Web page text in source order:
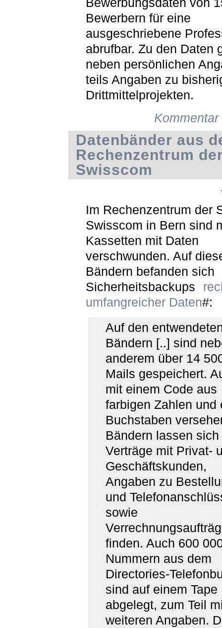
Bewerbern für eine
ausgeschriebene
abrufbar. Zu den Daten
neben persönlichen
teils Angaben zu
Drittmittelprojekten.
Datenbänder aus
Rechenzentrum
Swisscom
Im Rechenzentrum der
Swisscom in Bern sind
Kassetten mit Daten
verschwunden. Auf
Bändern befanden sich
Sicherheitsbackups
umfangreicher Daten#:
Auf den
Bändern [..] sind
anderem über 14
Mails gespeichert.
mit einem Code aus
farbigen Zahlen und
Buchstaben
Bändern lassen sich
Verträge mit Privat-
Geschäftskunden,
Angaben zu
und
sowie
finden. Auch 600
Nummern aus dem
Directories-
sind auf einem Tape
abgelegt, zum Teil
weiteren Angaben.